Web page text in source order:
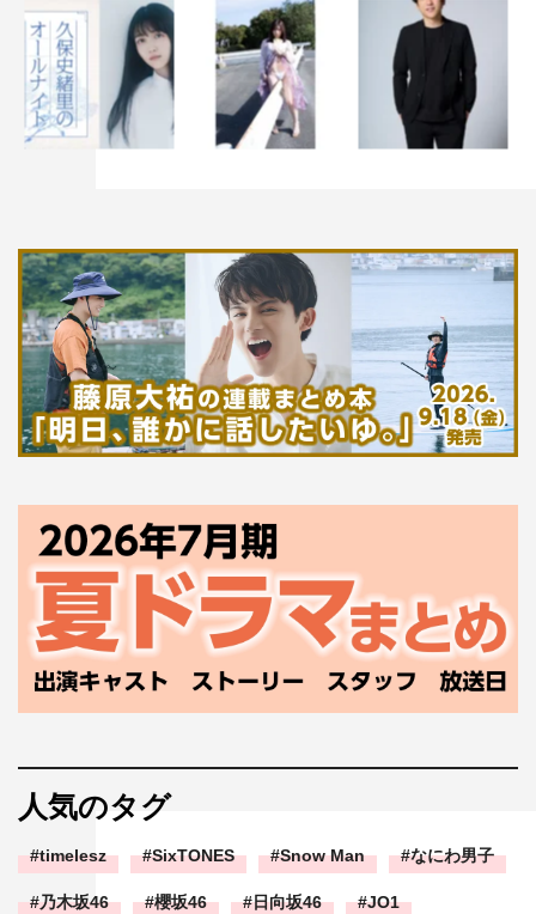
人気のタグ
timelesz SixTONES Snow Man なにわ男子
乃木坂46 櫻坂46 日向坂46 JO1